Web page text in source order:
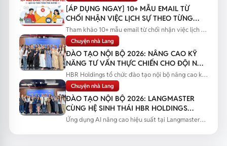
[ÁP DỤNG NGAY] 10+ MẪU EMAIL TỪ
CHỐI NHẬN VIỆC LỊCH SỰ THEO TỪNG
TÌNH HUỐNG
Tham khảo 10+ mẫu email từ chối nhận việc lịch sự
theo từng tình huống...
Chuyện nhà Lang
ĐÀO TẠO NỘI BỘ 2026: NÂNG CAO KỸ
NĂNG TƯ VẤN THỰC CHIẾN CHO ĐỘI NGŨ
SALES
HBR Holdings tổ chức đào tạo nội bộ nâng cao kỹ
năng tư vấn thực chiến...
Chuyện nhà Lang
ĐÀO TẠO NỘI BỘ 2026: LANGMASTER
CÙNG HỆ SINH THÁI HBR HOLDINGS
NÂNG CAO NĂNG LỰC ỨNG DỤNG AI
Ứng dụng AI nâng cao hiệu suất tại Langmaster